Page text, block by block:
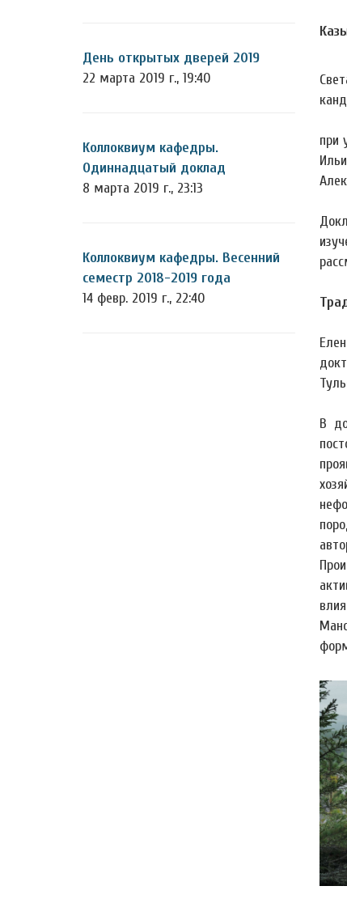
День открытых дверей 2019
22 марта 2019 г., 19:40
Коллоквиум кафедры.
Одиннадцатый доклад
8 марта 2019 г., 23:13
Коллоквиум кафедры. Весенний
семестр 2018-2019 года
14 февр. 2019 г., 22:40
при
В